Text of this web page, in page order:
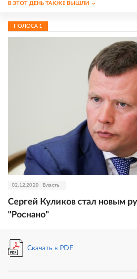
В ЭТОТ ДЕНЬ ТАКЖЕ ВЫШЛИ
ПОЛОСА 1
02.12.2020 Власть
Сергей Куликов стал новым
"Роснано"
Скачать в PDF